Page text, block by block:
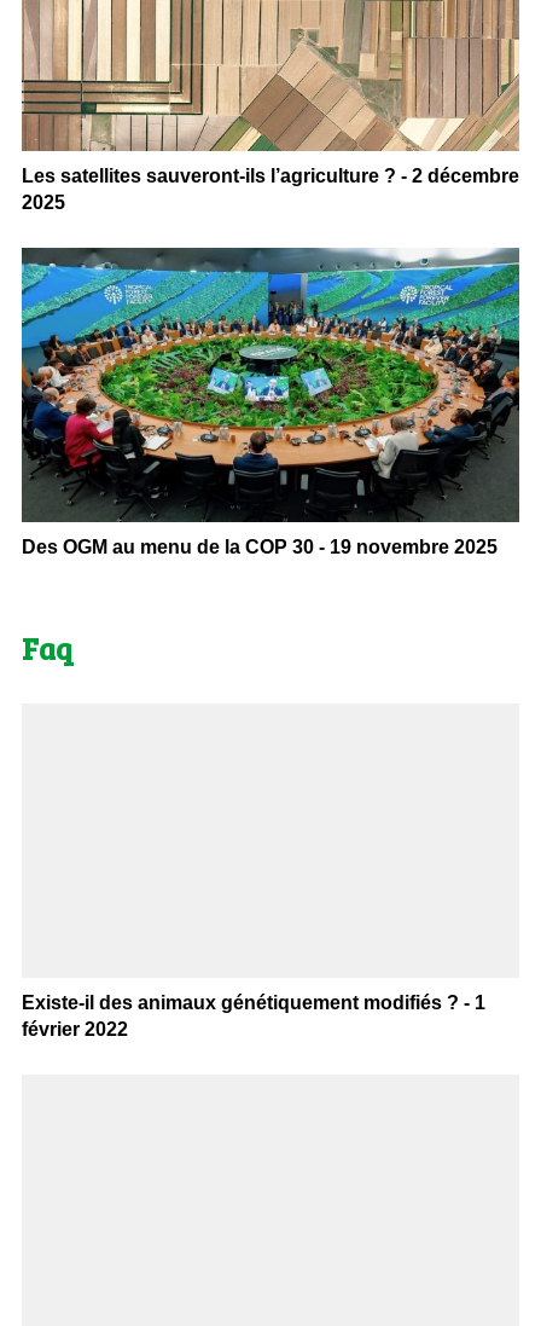
Les satellites sauveront-ils l’agriculture ? - 2 décembre
2025
Des OGM au menu de la COP 30 - 19 novembre 2025
Faq
Existe-il des animaux génétiquement modifiés ? - 1
février 2022